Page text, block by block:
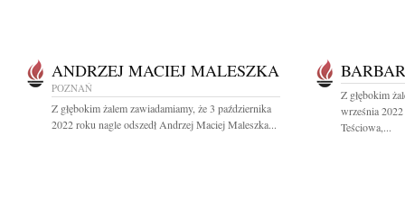
ANDRZEJ MACIEJ MALESZKA
POZNAŃ
Z głębokim żalem zawiadamiamy, że 3 października
2022 roku nagle odszedł Andrzej Maciej Maleszka...
Z głębokim
września 2022
Teściowa,...